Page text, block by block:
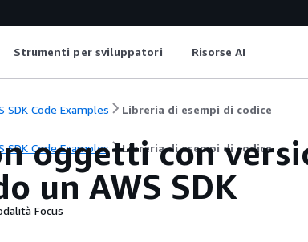
Strumenti per sviluppatori Risorse AI
SDK Code Examples Libreria di esempi di codice
SDK Code Examples Libreria di esempi di codice
oggetti con
un AWS SDK
Focus